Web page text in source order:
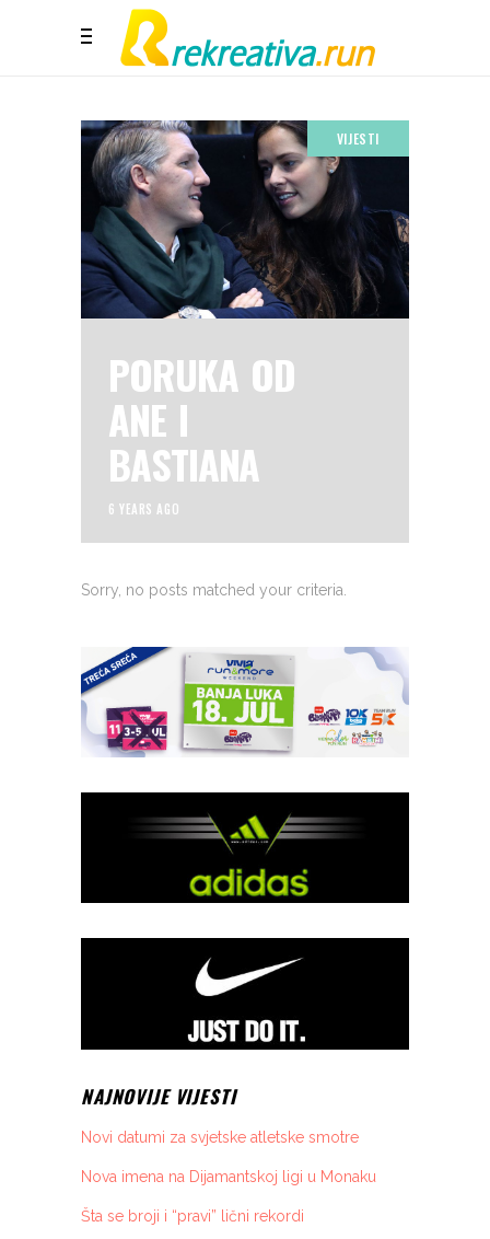
VIJESTI
PORUKA OD
ANE I
BASTIANA
6 YEARS AGO
Sorry, no posts matched your criteria.
NAJNOVIJE VIJESTI
Novi datumi za svjetske atletske smotre
Nova imena na Dijamantskoj ligi u Monaku
Šta se broji i “pravi” lični rekordi